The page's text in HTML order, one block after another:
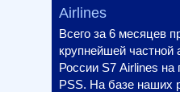
Всего за 6 месяцев
крупнейшей частной
России S7 Airlines
PSS. На базе наших
Airlines